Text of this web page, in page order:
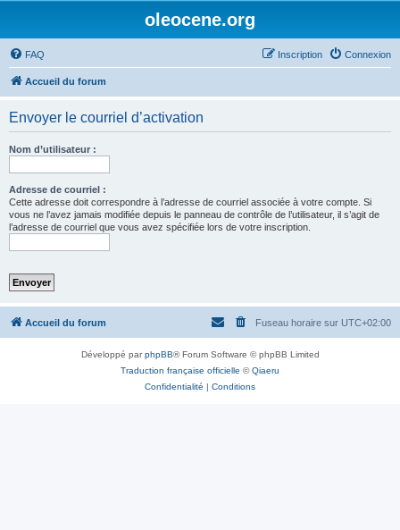
oleocene.org
FAQ Connexion
Inscription
Accueil du forum
Envoyer le courriel d’activation
Nom d’utilisateur :
Adresse de courriel :
Cette adresse doit correspondre à l’adresse de courriel associée à votre compte. Si
vous ne l’avez jamais modifiée depuis le panneau de contrôle de l’utilisateur, il s’agit de
l’adresse de courriel que vous avez spécifiée lors de votre inscription.
Accueil du forum Fuseau horaire sur UTC+02:00
Développé parphpBB® Forum Software © phpBB Limited
Traduction française officielle ©Qiaeru
Confidentialité | Conditions